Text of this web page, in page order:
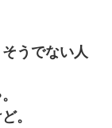
うでない人
。